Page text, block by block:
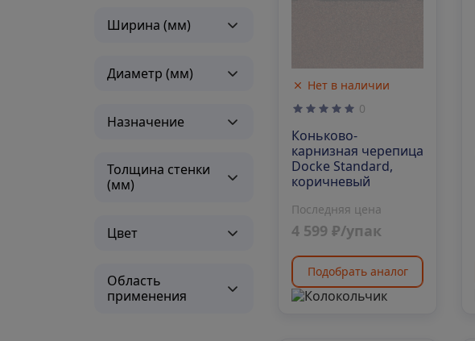
Ширина (мм)
Диаметр (мм)
Назначение
Толщина стенки
(мм)
Цвет
Область
применения
Нет в наличии
0
Коньково-
карнизная черепица
Docke Standard,
коричневый
Последняя цена
4 599 ₽/упак
Подобрать аналог